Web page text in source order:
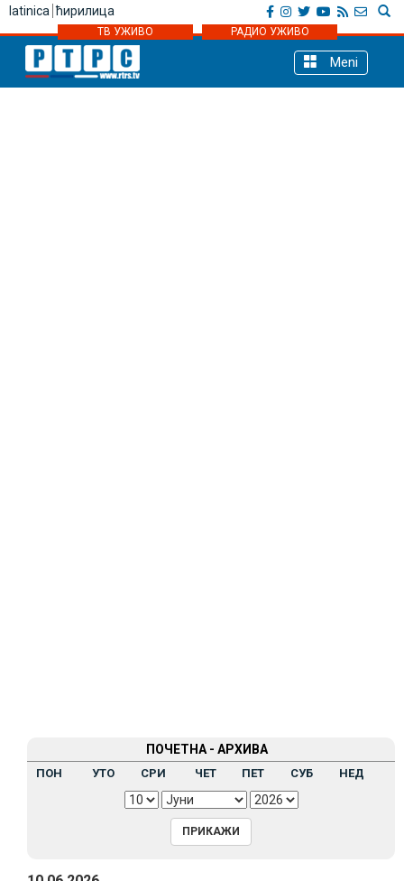
latinica ћирилица
ТВ УЖИВО РАДИО УЖИВО
Meni
ПОЧЕТНА - АРХИВА
ПОН УТО СРИ ЧЕТ ПЕТ СУБ НЕД